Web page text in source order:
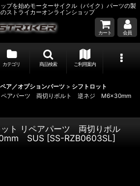
プを始めモーターサイクル（バイク）パーツの製
ストライカーオンラインショップ
カート 会員
カテゴリ 商品検索 ご利用案内
ア／オプションパーツ > シフトロット
ペアパーツ 両切りボルト 逆ネジ M6×30mm
ット リペアパーツ 両切りボル
SUS [SS-RZB0603SL]